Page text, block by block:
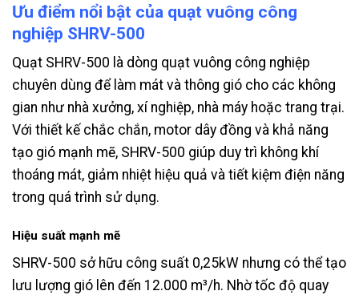
Ưu điểm nổi bật của quạt vuông công
nghiệp SHRV-500
Quạt SHRV-500 là dòng quạt vuông công nghiệp
chuyên dùng để làm mát và thông gió cho các không
gian như nhà xưởng, xí nghiệp, nhà máy hoặc trang trại.
Với thiết kế chắc chắn, motor dây đồng và khả năng
tạo gió mạnh mẽ, SHRV-500 giúp duy trì không khí
thoáng mát, giảm nhiệt hiệu quả và tiết kiệm điện năng
trong quá trình sử dụng.
Hiệu suất mạnh mẽ
SHRV-500 sở hữu công suất 0,25kW nhưng có thể tạo
lưu lượng gió lên đến 12.000 m³/h. Nhờ tốc độ quay